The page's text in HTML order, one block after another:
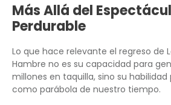
Más Allá del
Perdurable
Lo que hace relevante el regreso de
Hambre no es su capacidad para
millones en taquilla, sino su
como parábola de nuestro tiempo.